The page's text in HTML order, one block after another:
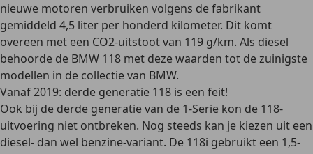
nieuwe motoren verbruiken volgens de fabrikant
gemiddeld 4,5 liter per honderd kilometer. Dit komt
overeen met een CO2-uitstoot van 119 g/km. Als diesel
behoorde de BMW 118 met deze waarden tot de zuinigste
modellen in de collectie van BMW.
Vanaf 2019: derde generatie 118 is een feit!
Ook bij de derde generatie van de 1-Serie kon de 118-
uitvoering niet ontbreken. Nog steeds kan je kiezen uit een
diesel- dan wel benzine-variant. De 118i gebruikt een 1,5-